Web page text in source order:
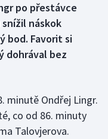
po přestávce
náskok
bod. Favorit si
dohrával bez
minutě Ondřej Lingr.
co od 86. minuty
Talovjerova.